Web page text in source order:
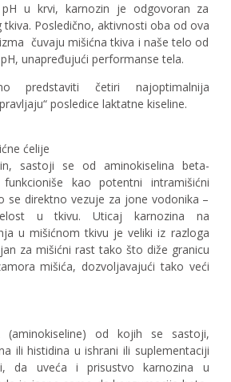
u krvi, karnozin je odgovoran za
tkiva. Posledično, aktivnosti oba od ova
čuvaju mišićna tkiva i naše telo od
unapređujući performanse tela.
predstaviti četiri najoptimalnija
posledice laktatne kiseline.
ćelije
sastoji se od aminokiselina beta-
kao potentni intramišićni
se direktno vezuje za jone vodonika –
u tkivu. Uticaj karnozina na
u mišićnom tkivu je veliki iz razloga
za mišićni rast tako što diže granicu
mišića, dozvoljavajući tako veći
od kojih se sastoji,
ili histidina u ishrani ili suplementaciji
da uveća i prisustvo karnozina u